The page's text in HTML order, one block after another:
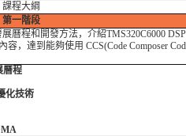
課程大綱
第一階段
曆程和開發方法，介紹TMS320C6000
，達到能夠使用 CCS(Code Composer
曆程
化技術